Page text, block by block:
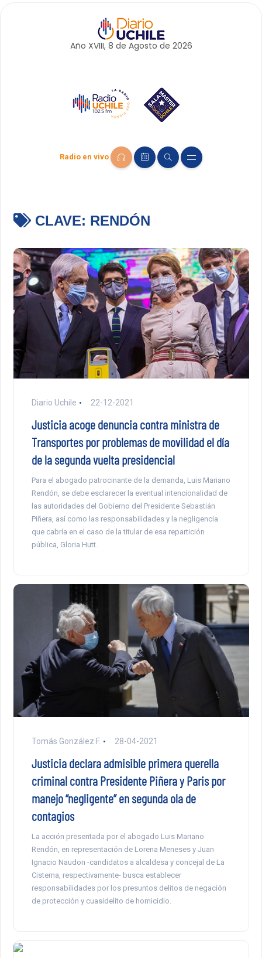
Año XVIII, 8 de Agosto de 2026
Radio en vivo
CLAVE: RENDÓN
Diario Uchile 22-12-2021
Justicia acoge denuncia contra ministra de
Transportes por problemas de movilidad el día
de la segunda vuelta presidencial
Para el abogado patrocinante de la demanda, Luis Mariano
Rendón, se debe esclarecer la eventual intencionalidad de
las autoridades del Gobierno del Presidente Sebastián
Piñera, así como las responsabilidades y la negligencia
que cabría en el caso de la titular de esa repartición
pública, Gloria Hutt.
Tomás González F. 28-04-2021
Justicia declara admisible primera querella
criminal contra Presidente Piñera y Paris por
manejo “negligente” en segunda ola de
contagios
La acción presentada por el abogado Luis Mariano
Rendón, en representación de Lorena Meneses y Juan
Ignacio Naudon -candidatos a alcaldesa y concejal de La
Cisterna, respectivamente- busca establecer
responsabilidades por los presuntos delitos de negación
de protección y cuasidelito de homicidio.